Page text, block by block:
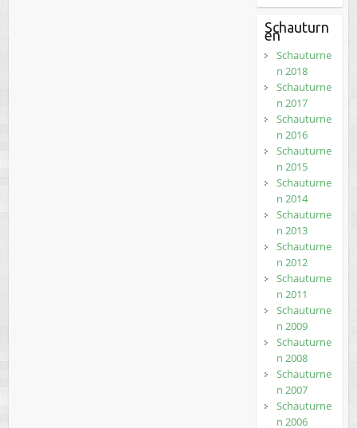
Schauturn
en
Schauturne
n 2018
Schauturne
n 2017
Schauturne
n 2016
Schauturne
n 2015
Schauturne
n 2014
Schauturne
n 2013
Schauturne
n 2012
Schauturne
n 2011
Schauturne
n 2009
Schauturne
n 2008
Schauturne
n 2007
Schauturne
n 2006